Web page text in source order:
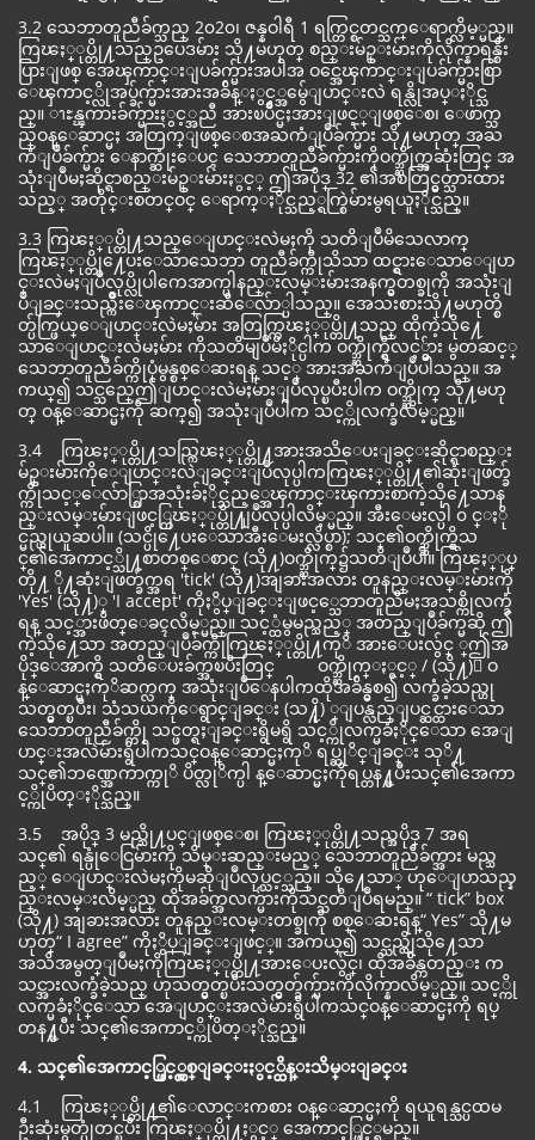
3.2 သေဘာတူညီခ်က္သည္ 2၀2၀၊ ဇန္နဝါရီ 1 ရက္တြင္စတင္သက္ေရာက္လိမ့္မည္။
ကြၽႏ္ုပ္တို႔သည္ဥပေဒမ်ား သို႔မဟုတ္ စည္းမ်ဥ္းမ်ားကိုလိုက္နာရန္စီး
ပြားျဖစ္ အေၾကာင္းျပခ်က္မ်ားအပါအ ဝင္အေၾကာင္းျပခ်က္မ်ားစြာ
ေၾကာင့္လိုအပ္ခ်က္မ်ားအားအခ်ိန္ႏွင့္အမွ်ေျပာင္းလဲ ရန္လိုအပ္ႏိုင္သ
ည္။ ၫႊန္ၾကားခ်က္မ်ားႏွင့္အညီ အားၿပိဳင္မႈအားျဖင့္ျဖစ္ေစ၊ ေဖာက္သ
ည္ဝန္ေဆာင္မႈ အတြက္ျဖစ္ေစအႀကံျပဳခ်က္မ်ား သို႔မဟုတ္ အႀ
ကံျပဳခ်က္မ်ား ေနာက္ဆုံးေပၚ သေဘာတူညီခ်က္မ်ားကိုဝက္ဘ္ဆိုက္အဆုံးတြင္ အ
သုံးျပဳမႈဆိုင္ရာစည္းမ်ဥ္းမ်ားႏွင့္ ဤအပိုဒ္ 32 ၏အစတြင္မွတ္သားထား
သည့္ အတိုင္းစတင္ဝင္ ေရာက္ႏိုင္သည့္ရက္စြဲမ်ားမွရယူႏိုင္သည္။
3.3 ကြၽႏ္ုပ္တို႔သည္ေျပာင္းလဲမႈကို သတိျပဳမိသေလာက္
ကြၽႏ္ုပ္တို႔ေပးေသာသေဘာ တူညီခ်က္ကိုသိသာ ထင္ရွားေသာေျပာ
င္းလဲမႈျပဳလုပ္လိုပါကေအာက္ပါနည္းလမ္းမ်ားအနက္မွတစ္ခုကို အသုံးျ
ပဳျခင္းသည္က်ိဳးေၾကာင္းဆီေလ်ာ္ပါသည္။ အေသးစားသို႔မဟုတ္စိ
တ္ပ်က္ဖြယ္ေျပာင္းလဲမႈမ်ား အတြက္ကြၽႏ္ုပ္တို႔သည္ ထိုကဲ့သို႔ေ
သာေျပာင္းလဲမႈမ်ား ကိုသတိမျပဳမိႏိုင္ပါက ဝက္ဘ္ဆိုက္ရွိလင့္ခ္မ်ား မွတဆင့္
သေဘာတူညီခ်က္ကိုပုံမွန္စစ္ေဆးရန္ သင့္ အားအႀကံျပဳပါသည္။ အ
ကယ္၍ သင္သည္ဤေျပာင္းလဲမႈမ်ားျပဳလုပ္ၿပီးပါက ဝက္ဘ္ဆိုက္ သို႔မဟု
တ္ ဝန္ေဆာင္မႈကို ဆက္၍ အသုံးျပဳပါက သင့္ကိုလက္ခံလိမ့္မည္။
3.4 ကြၽႏ္ုပ္တို႔သည္ကြၽႏ္ုပ္တို႔အားအသိေပးျခင္းဆိုင္ရာစည္း
မ်ဥ္းမ်ားကိုေျပာင္းလဲျခင္းျပဳလုပ္ပါကကြၽႏ္ုပ္တို႔၏ဆုံးျဖတ္ခ်
က္ကိုသင့္ေလ်ာ္စြာအသုံးခ်ႏိုင္သည့္အေၾကာင္းၾကားစာကဲ့သို႔ေသာန
ည္းလမ္းမ်ားျဖင့္ကြၽႏ္ုပ္တို႔ျပဳလုပ္ပါလိမ့္မည္။ အီးေမးလ္ပါ ၀ င္ႏို
င္မည္ဟုယူဆပါ။ (သင္ပို႔ေပးေသာအီးေမးလ္လိပ္စာ); သင္၏ဝက္ဘ္ဆိုက္ရွိသ
င္၏အေကာင့္သို႔စာတစ္ေစာင္ (သို႔)ဝက္ဘ္ဆိုက္၌သတိျပဳပါ။ ကြၽႏ္ုပ္
တို႔ ို႔ဆုံးျဖတ္ခ်က္အရ 'tick' (သို႔)အျခားအလား တူနည္းလမ္းမ်ားကို
'Yes' (သို႔)္ 'I accept' ကိုႏွိပ္ျခင္းျဖင့္သေဘာတူညီမႈအသစ္ကိုလက္ခံ
ရန္ သင့္အားဖိတ္ေခၚလိမ့္မည္။ သင့္ထံမွမည္သည့္ အတည္ျပဳခ်က္မဆို ဤ
ကဲ့သို႔ေသာ အတည္ျပဳခ်က္ကိုကြၽႏ္ုပ္တို႔ကုိ အားေပးလွ်င္ ္ဤအ
ပိုဒ္ေအာက္ရွိ သတိေပးခ်က္အၿပီးတြင္ ဝက္ဘ္ဆိုက္ႏွင့္ / (သို႔)္ ဝ
န္ေဆာင္မႈကုိဆက္လက္ အသုံးျပဳေနပါကထိုအခ်ိန္မွစ၍ လက္ခံခဲ့သည္ဟု
သတ္မွတ္ၿပီး၊ သံသယကိုေရွာင္ျခင္း (သ႔ို) ္ျပန္လည္ျပင္ဆင္ထားေသာ
သေဘာတူညီခ်က္ကို သင္ဖတ္ရႈျခင္းရွိမရွိ သင့္ကိုလက္မခံႏိုင္ေသာ အေျ
ပာင္းအလဲမ်ားရွိပါကသင္ဝန္ေဆာင္မႈကုိ ရပ္ဆုိင္ျခင္း သုိ႔
သင္၏ဘဏ္အေကာက္ကုိ ပိတ္လုိက္ပါ န္ေဆာင္မႈကိုရပ္တန႔္ၿပီးသင္၏အေကာ
င့္ကိုပိတ္ႏိုင္သည္။
3.5 အပိုဒ္ 3 မည္သို႔ပင္ျဖစ္ေစ၊ ကြၽႏ္ုပ္တို႔သည္အပိုဒ္ 7 အရ
သင္၏ ရန္ပုံေငြမ်ားကို သိမ္းဆည္းမည့္ သေဘာတူညီခ်က္အား မည္သ
ည့္ ေျပာင္းလဲမႈကိုမဆိုျပဳလုပ္သင့္သည္။ သို႔ေသာ္ ဟုေျပာသည္န
ည္းလမ္းလိမ့္မည္ ထိုအခ်က္အလက္မ်ားကိုသင္သတိျပဳရမည္။ “ tick” box
(သို႔) အျခားအလား တူနည္းလမ္းတစ္ခုကို စစ္ေဆးရန္“ Yes” သို႔မ
ဟုတ္“ I agree” ကိုႏွိပ္ျခင္းျဖင့္။ အကယ္၍ သင္သည္ထိုသို႔ေသာ
အသိအမွတ္ျပဳမႈကိုကြၽႏ္ုပ္တို႔အားေပးလွ်င္၊ ထိုအခ်ိန္ကတည္း က
သင္အားလက္ခံခဲ့သည္ ဟုသတ္မွတ္ၿပီးသတ္မွတ္ခ်က္မ်ားကိုလိုက္နာလိမ့္မည္။ သင့္ကို
လက္မခံႏိုင္ေသာ အေျပာင္းအလဲမ်ားရွိပါကသင္ဝန္ေဆာင္မႈကို ရပ္
တန႔္ၿပီး သင္၏အေကာင့္ကိုပိတ္ႏိုင္သည္။
4. သင္၏အေကာင့္ဖြင့္လွစ္ျခင္းႏွင့္ထိန္းသိမ္းျခင္း
4.1 ကြၽႏ္ုပ္တို႔၏ေလာင္းကစား ဝန္ေဆာင္မႈကို ရယူရန္သင္ပထမ
ဦးဆုံးမွတ္ပုံတင္ၿပီး ကြၽႏ္ုပ္တို႔ႏွင့္ အေကာင့္ဖြင့္ရမည္။